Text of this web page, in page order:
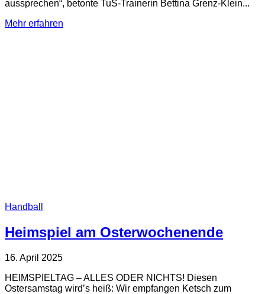
aussprechen“, betonte TuS-Trainerin Bettina Grenz-Klein...
Mehr erfahren
Handball
Heimspiel am Osterwochenende
16. April 2025
HEIMSPIELTAG – ALLES ODER NICHTS! Diesen
Ostersamstag wird’s heiß: Wir empfangen Ketsch zum